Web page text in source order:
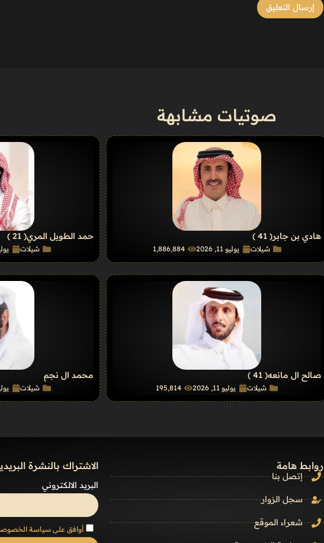
صوتيات مشابهة
هادي بن جابر( 41 )
شيلات يوليو 11, 2026 1٬886٬884
حمد الطويل المري( 21 )
شيلات يوليو
صالح ال مانعه( 41 )
شيلات يوليو 11, 2026 195٬814
محمد ال نجم
شيلات يوليو
روابط هامة
إتصل بنا
سجل الزوار
شعراء الموقع
الاشتراك بالنشرة
البريد الالكتروني
أوافق على سياسة